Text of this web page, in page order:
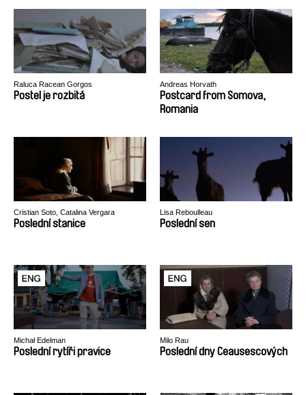
Raluca Racean Gorgos
Postel je rozbitá
Andreas Horvath
Postcard from Somova,
Romania
Cristian Soto, Catalina Vergara
Poslední stanice
Lisa Reboulleau
Poslední sen
Michał Edelman
Poslední rytíři pravice
Milo Rau
Poslední dny Ceausescových